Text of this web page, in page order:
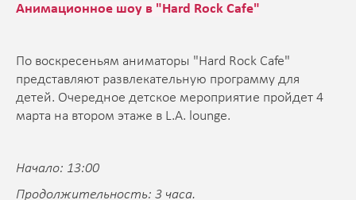
Анимационное шоу в "Hard Rock Cafe"
По воскресеньям аниматоры "Hard Rock Cafe"
представляют развлекательную программу для
детей. Очередное детское мероприятие пройдет 4
марта на втором этаже в L.A. lounge.
Начало: 13:00
Продолжительность: 3 часа.